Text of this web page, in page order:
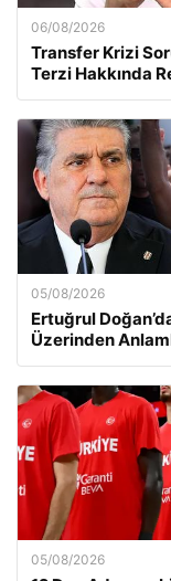
06/08/2026
Transfer Krizi
Terzi Hakkında
05/08/2026
Ertuğrul
Üzerinden
05/08/2026